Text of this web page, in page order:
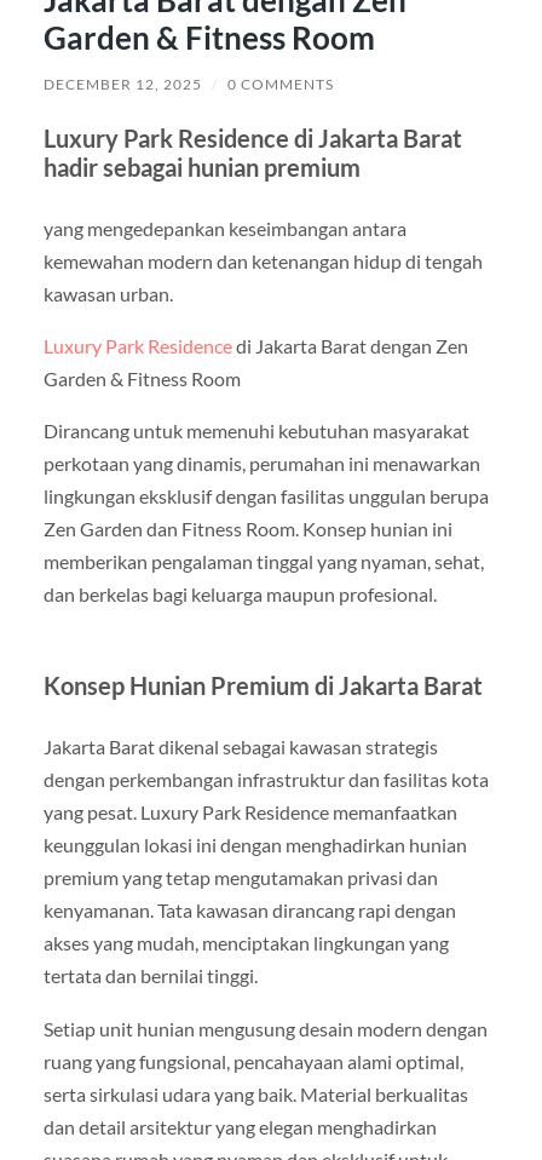
Garden & Fitness Room
DECEMBER 12, 2025 / 0 COMMENTS
Luxury Park Residence di Jakarta Barat
hadir sebagai hunian premium
yang mengedepankan keseimbangan antara
kemewahan modern dan ketenangan hidup di tengah
kawasan urban.
Luxury Park Residencedi Jakarta Barat dengan Zen
Garden & Fitness Room
Dirancang untuk memenuhi kebutuhan masyarakat
perkotaan yang dinamis, perumahan ini menawarkan
lingkungan eksklusif dengan fasilitas unggulan berupa
Zen Garden dan Fitness Room. Konsep hunian ini
memberikan pengalaman tinggal yang nyaman, sehat,
dan berkelas bagi keluarga maupun profesional.
Konsep Hunian Premium di Jakarta Barat
Jakarta Barat dikenal sebagai kawasan strategis
dengan perkembangan infrastruktur dan fasilitas kota
yang pesat. Luxury Park Residence memanfaatkan
keunggulan lokasi ini dengan menghadirkan hunian
premium yang tetap mengutamakan privasi dan
kenyamanan. Tata kawasan dirancang rapi dengan
akses yang mudah, menciptakan lingkungan yang
tertata dan bernilai tinggi.
Setiap unit hunian mengusung desain modern dengan
ruang yang fungsional, pencahayaan alami optimal,
serta sirkulasi udara yang baik. Material berkualitas
dan detail arsitektur yang elegan menghadirkan